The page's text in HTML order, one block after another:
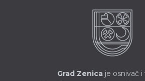
Grad Zenica je osnivač i